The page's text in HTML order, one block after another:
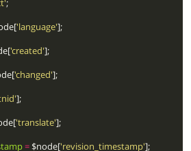
;
'language' ];
'created' ];
'changed' ];
];
'translate' ];
= $node['revision_timestamp' ];